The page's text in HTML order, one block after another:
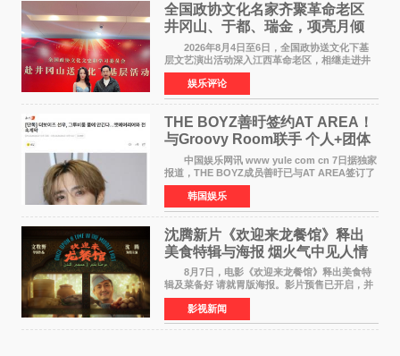
全国政协文化名家齐聚革命老区
井冈山、于都、瑞金，项亮月倾
情献唱《桃花谣》致敬红色沃土
2026年8月4日至6日，全国政协送文化下基
层文艺演出活动深入江西革命老区，相继走进井
冈山、于都长征出发地、瑞金三地。由全国政协
文化文史和学习委员会副主任、甘肃省政协原主
席欧阳坚率团，一
娱乐评论
THE BOYZ善旴签约AT AREA！
与Groovy Room联手 个人+团体
活动并行
中国娱乐网讯 www yule com cn 7日据独家
报道，THE BOYZ成员善旴已与AT AREA签订了
专属合约。AT AREA是由知名制作人组合
Groovy Room创立的hip-hop厂牌，旗下拥有多
位实力派音乐人，在韩
韩国娱乐
沈腾新片《欢迎来龙餐馆》释出
美食特辑与海报 烟火气中见人情
温暖
8月7日，电影《欢迎来龙餐馆》释出美食特
辑及菜备好 请就胃版海报。影片预售已开启，并
将于8月8日至10日14:00-21:00举行全国超前点
映。电影《欢迎来龙餐馆》作为战争美食喜剧大
片，讲述了中国
影视新闻